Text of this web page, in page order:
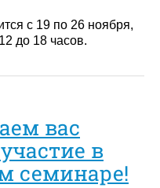
с 19 по 26 ноября,
до 18 часов.
вас
в
семинаре!